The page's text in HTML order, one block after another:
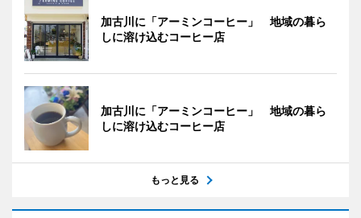
加古川に「アーミンコーヒー」 地域の暮ら
しに溶け込むコーヒー店
加古川に「アーミンコーヒー」 地域の暮ら
しに溶け込むコーヒー店
もっと見る